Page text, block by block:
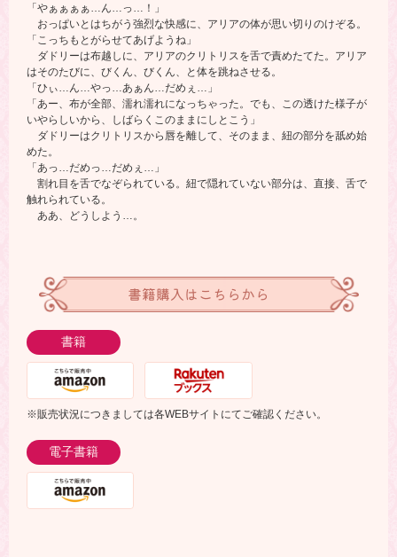
「やぁぁぁぁ…ん…っ…！」
おっぱいとはちがう強烈な快感に、アリアの体が思い切りのけぞる。
「こっちもとがらせてあげようね」
ダドリーは布越しに、アリアのクリトリスを舌で責めたてた。アリア
はそのたびに、びくん、びくん、と体を跳ねさせる。
「ひぃ…ん…やっ…あぁん…だめぇ…」
「あー、布が全部、濡れ濡れになっちゃった。でも、この透けた様子が
いやらしいから、しばらくこのままにしとこう」
ダドリーはクリトリスから唇を離して、そのまま、紐の部分を舐め始
めた。
「あっ…だめっ…だめぇ…」
割れ目を舌でなぞられている。紐で隠れていない部分は、直接、舌で
触れられている。
ああ、どうしよう…。
書籍購入はこちらから
書籍
※販売状況につきましては各WEBサイトにてご確認ください。
電子書籍